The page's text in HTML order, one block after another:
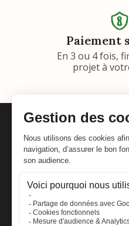
Paiement
En 3 ou 4 fois,
projet à
Adresse :
Foliatura
2 rue de l'industrie